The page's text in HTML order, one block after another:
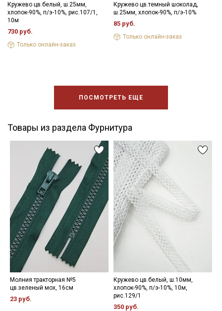
Кружево цв.белый, ш.25мм,
хлопок-90%, п/э-10%, рис.107/1,
10м
730 руб.
Только онлайн-заказ
Кружево цв.темный шоколад,
ш.25мм, хлопок-90%, п/э-10%
85 руб.
Только онлайн-заказ
ПОСМОТРЕТЬ ЕЩЕ
Товары из раздела Фурнитура
Молния тракторная №5
цв.зеленый мох, 16см
23 руб.
Кружево цв.белый, ш.10мм,
хлопок-90%, п/э-10%, 10м,
рис.129/1
350 руб.